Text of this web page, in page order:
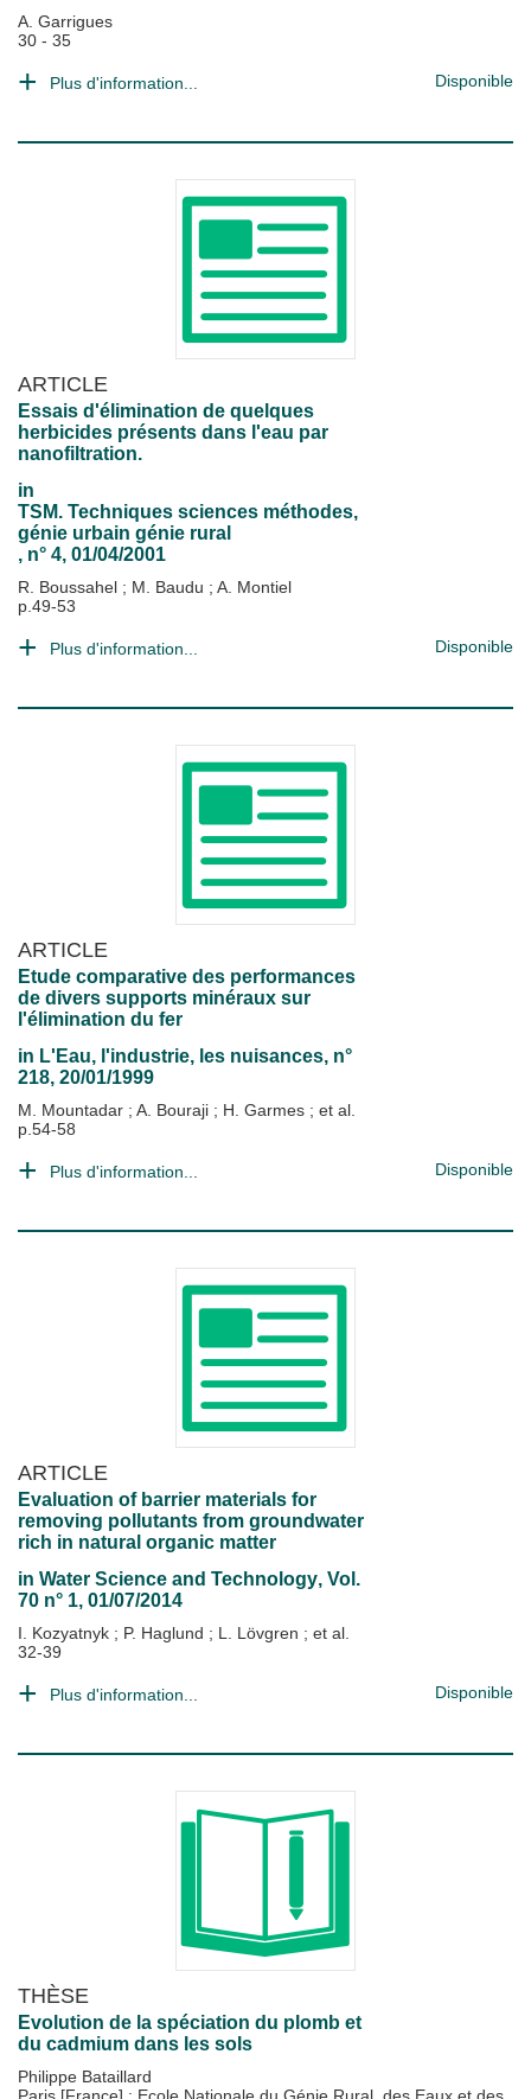
A. Garrigues
30 - 35
Plus d'information... Disponible
ARTICLE
Essais d'élimination de quelques
herbicides présents dans l'eau par
nanofiltration.
in
TSM. Techniques sciences méthodes,
génie urbain génie rural
, n° 4, 01/04/2001
R. Boussahel ; M. Baudu ; A. Montiel
p.49-53
Plus d'information... Disponible
ARTICLE
Etude comparative des performances
de divers supports minéraux sur
l'élimination du fer
in L'Eau, l'industrie, les nuisances, n°
218, 20/01/1999
M. Mountadar ; A. Bouraji ; H. Garmes ; et al.
p.54-58
Plus d'information... Disponible
ARTICLE
Evaluation of barrier materials for
removing pollutants from groundwater
rich in natural organic matter
in Water Science and Technology, Vol.
70 n° 1, 01/07/2014
I. Kozyatnyk ; P. Haglund ; L. Lövgren ; et al.
32-39
Plus d'information... Disponible
THÈSE
Evolution de la spéciation du plomb et
du cadmium dans les sols
Philippe Bataillard